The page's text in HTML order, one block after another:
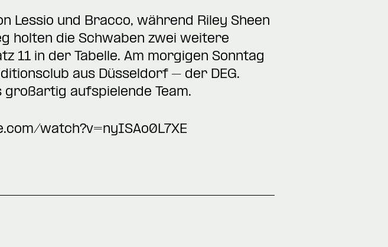
Lessio und Bracco, während Riley Sheen
holten die Schwaben zwei weitere
11 in der Tabelle. Am morgigen Sonntag
aus Düsseldorf – der DEG.
aufspielende Team.
watch?v=nyISAo0L7XE